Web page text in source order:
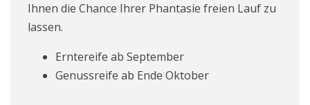
Ihnen die Chance Ihrer Phantasie freien Lauf zu
lassen.
Erntereife ab September
Genussreife ab Ende Oktober